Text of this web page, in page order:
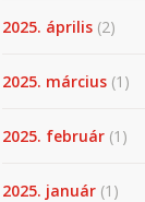
2025. április (2)
2025. március (1)
2025. február (1)
2025. január (1)